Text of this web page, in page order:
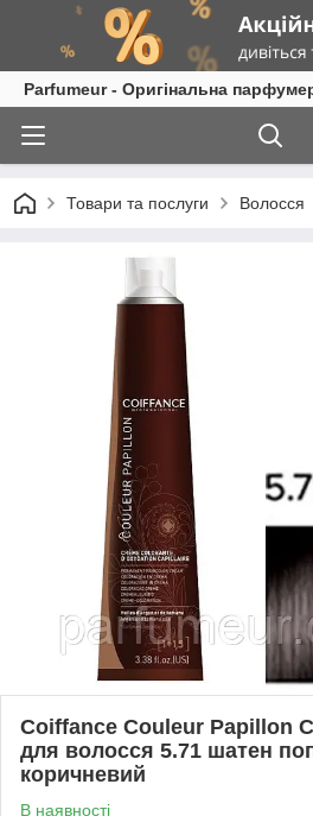
Parfumeur - Оригінальна
Товари та послуги Волосся
Coiffance Couleur Papillon
для волосся 5.71 шатен
коричневий
В наявності